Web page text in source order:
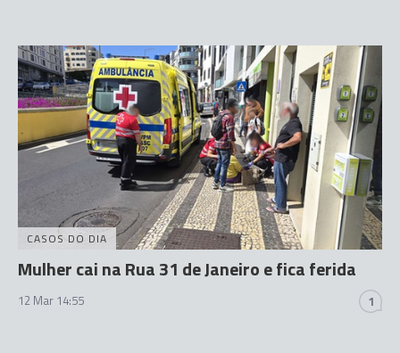
CASOS DO DIA
Mulher cai na Rua 31 de Janeiro e fica ferida
12 Mar 14:55 1